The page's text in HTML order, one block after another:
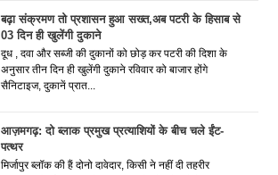
बढ़ा संक्रमण तो प्रशासन हुआ सख्त,अब पटरी के हिसाब से
03 दिन ही खुलेंगी दुकाने
दूध , दवा और सब्जी की दुकानों को छोड़ कर पटरी की दिशा के
अनुसार तीन दिन ही खुलेंगी दुकाने रविवार को बाजार होंगे
सैनिटाइज, दुकानें प्रात...
आज़मगढ़: दो ब्लाक प्रमुख प्रत्याशियों के बीच चले ईंट-
पत्थर
मिर्जापुर ब्लॉक की हैं दोनो दावेदार, किसी ने नहीं दी तहरीर